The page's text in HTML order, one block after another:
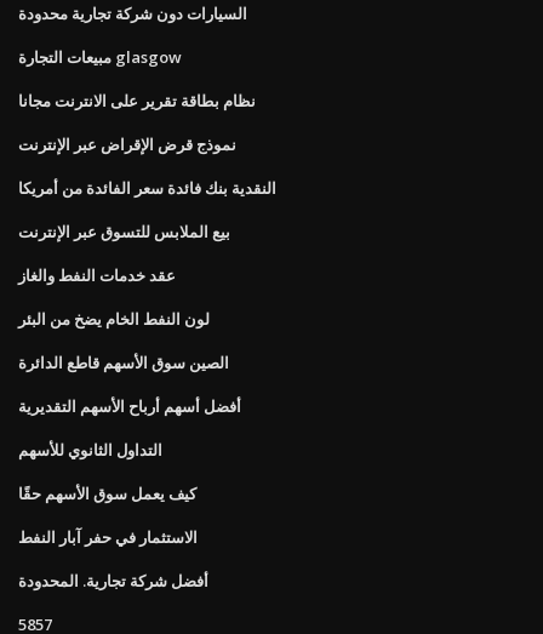
السيارات دون شركة تجارية محدودة
مبيعات التجارة glasgow
نظام بطاقة تقرير على الانترنت مجانا
نموذج قرض الإقراض عبر الإنترنت
النقدية بنك فائدة سعر الفائدة من أمريكا
بيع الملابس للتسوق عبر الإنترنت
عقد خدمات النفط والغاز
لون النفط الخام يضخ من البئر
الصين سوق الأسهم قاطع الدائرة
أفضل أسهم أرباح الأسهم التقديرية
التداول الثانوي للأسهم
كيف يعمل سوق الأسهم حقًا
الاستثمار في حفر آبار النفط
أفضل شركة تجارية. المحدودة
5857